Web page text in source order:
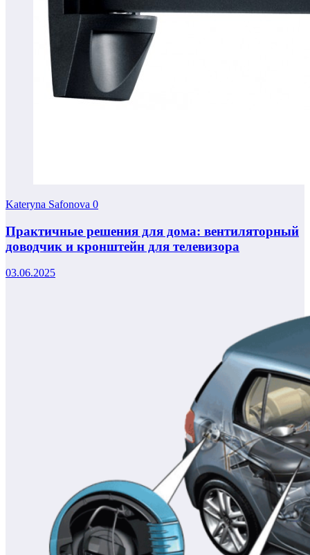
Kateryna Safonova 0
Практичные решения для дома: вентиляторный
доводчик и кронштейн для телевизора
03.06.2025